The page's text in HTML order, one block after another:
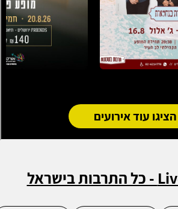
הציגו עוד אירועים